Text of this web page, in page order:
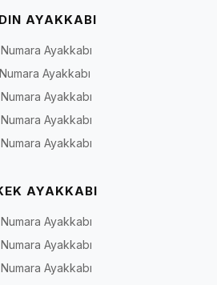
AYAKKABI
Ayakkabı
Ayakkabı
Ayakkabı
Ayakkabı
Ayakkabı
AYAKKABI
Ayakkabı
Ayakkabı
Ayakkabı